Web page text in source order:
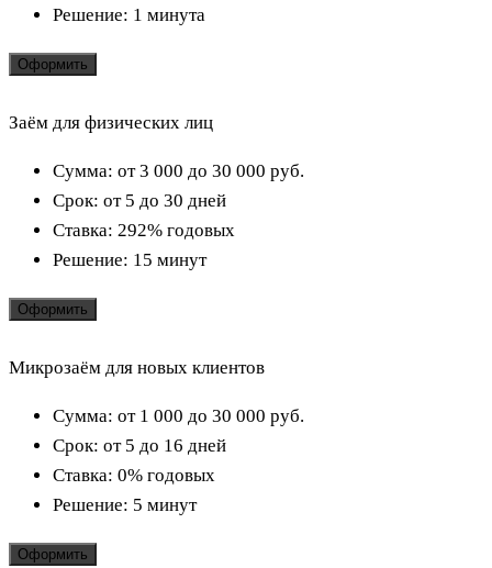
Решение: 1 минута
Оформить
Заём для физических лиц
Сумма: от 3 000 до 30 000 руб.
Срок: от 5 до 30 дней
Ставка: 292% годовых
Решение: 15 минут
Оформить
Микрозаём для новых клиентов
Сумма: от 1 000 до 30 000 руб.
Срок: от 5 до 16 дней
Ставка: 0% годовых
Решение: 5 минут
Оформить